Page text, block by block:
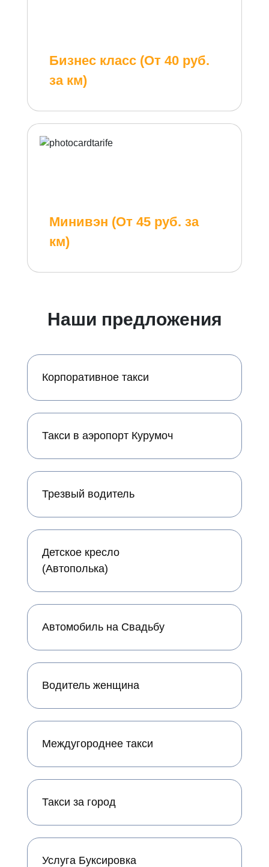
Бизнес класс (От 40 руб.
за км)
Минивэн (От 45 руб. за
км)
Наши предложения
Корпоративное такси
Такси в аэропорт Курумоч
Трезвый водитель
Детское кресло
(Автополька)
Автомобиль на Свадьбу
Водитель женщина
Междугороднее такси
Такси за город
Услуга Буксировка